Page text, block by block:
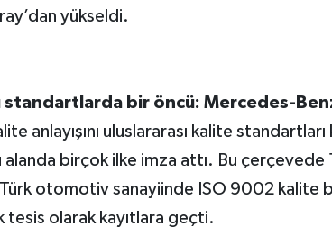
yükseldi.
standartlarda bir öncü: Mercedes-
anlayışını uluslararası kalite standartları
birçok ilke imza attı. Bu çerçevede
Türk otomotiv sanayiinde ISO 9002 kalite
tesis olarak kayıtlara geçti.